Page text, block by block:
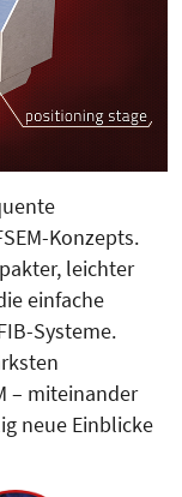
Konzepts.
leichter
einfache
Systeme.
– miteinander
neue Einblicke